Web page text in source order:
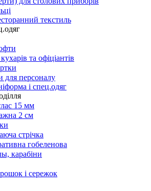
текстиль
та офіціантів
для персоналу
і спец.одяг
15 мм
2 см
стрічка
гобеленова
карабіни
і сережок